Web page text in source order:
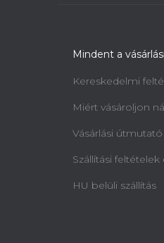
Mindent a
Kereskedelmi
Miért vásároljon
Vásárlási útmutató
Szállítási
HU belüli szállítás